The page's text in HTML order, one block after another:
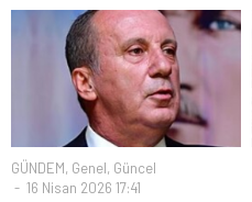
GÜNDEM, Genel, Güncel
16 Nisan 2026 17:41